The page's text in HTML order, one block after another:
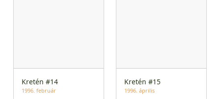
Kretén #14
1996. február
Kretén #15
1996. április